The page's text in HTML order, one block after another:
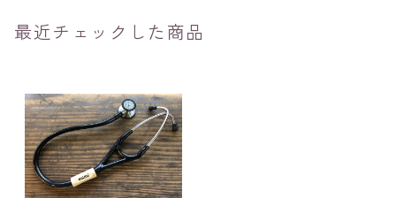
最近チェックした商品